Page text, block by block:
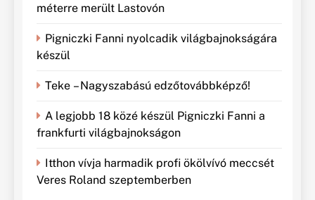
méterre merült Lastovón
Pigniczki Fanni nyolcadik világbajnokságára
készül
Teke – Nagyszabású edzőtovábbképző!
A legjobb 18 közé készül Pigniczki Fanni a
frankfurti világbajnokságon
Itthon vívja harmadik profi ökölvívó meccsét
Veres Roland szeptemberben